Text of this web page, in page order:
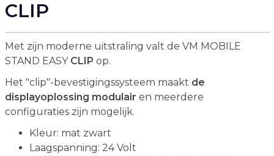
CLIP
Met zijn moderne uitstraling valt de VM MOBILE
STAND EASY CLIP op.
Het "clip"-bevestigingssysteem maakt de
displayoplossing modulair en meerdere
configuraties zijn mogelijk.
Kleur: mat zwart
Laagspanning: 24 Volt